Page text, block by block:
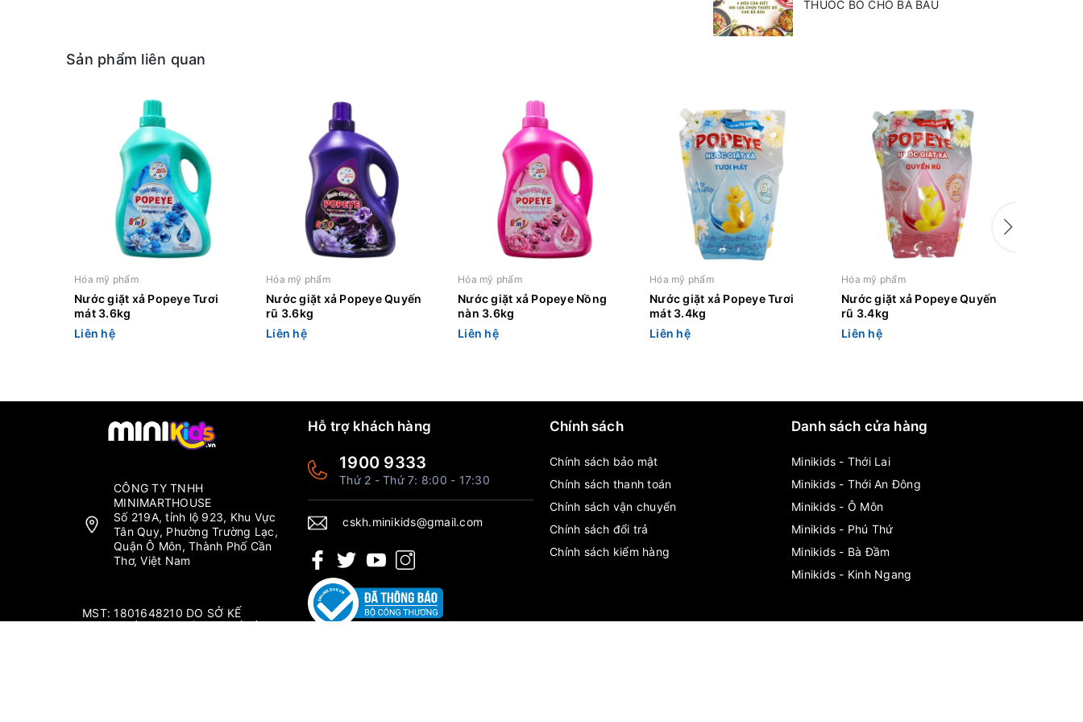
THUỐC BỔ CHO BÀ BẦU
Sản phẩm liên quan
Hóa mỹ phẩm
Nước giặt xả Popeye Tươi
mát 3.6kg
Liên hệ
Hóa mỹ phẩm
Nước giặt xả Popeye Quyến
rũ 3.6kg
Liên hệ
Hóa mỹ phẩm
Nước giặt xả Popeye Nồng
nàn 3.6kg
Liên hệ
Hóa mỹ phẩm
Nước giặt xả Popeye Tươi
mát 3.4kg
Liên hệ
Hóa mỹ phẩm
Nước giặt xả Popeye Quyến
rũ 3.4kg
Liên hệ
CÔNG TY TNHH
MINIMARTHOUSE
Số 219A, tỉnh lộ 923, Khu Vực
Tân Quy, Phường Trường Lạc,
Quận Ô Môn, Thành Phố Cần
Thơ, Việt Nam
MST: 1801648210 DO SỞ KẾ
Hỗ trợ khách hàng
1900 9333
Thứ 2 - Thứ 7: 8:00 - 17:30
cskh.minikids@gmail.com
Chính sách
Chính sách bảo mật
Chính sách thanh toán
Chính sách vận chuyển
Chính sách đổi trả
Chính sách kiểm hàng
Danh sách cửa hàng
Minikids - Thới Lai
Minikids - Thới An Đông
Minikids - Ô Môn
Minikids - Phú Thứ
Minikids - Bà Đầm
Minikids - Kinh Ngang